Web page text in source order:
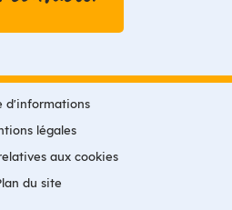
d'informations
légales
aux cookies
du site